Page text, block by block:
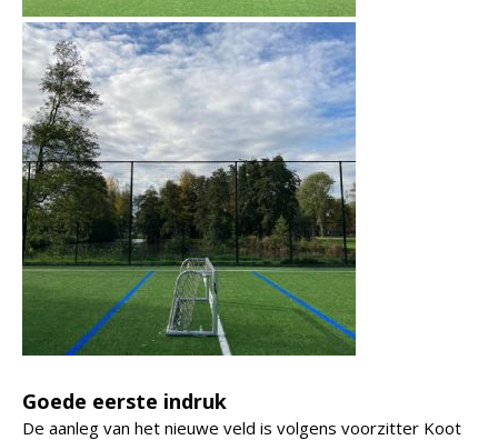
Goede eerste indruk
De aanleg van het nieuwe veld is volgens voorzitter Koot